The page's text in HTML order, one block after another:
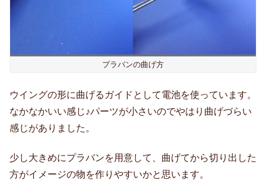
プラバンの曲げ方
ウイングの形に曲げるガイドとして電池を使っています。
なかなかいい感じ♪パーツが小さいのでやはり曲げづらい
感じがありました。
少し大きめにプラバンを用意して、曲げてから切り出した
方がイメージの物を作りやすいかと思います。